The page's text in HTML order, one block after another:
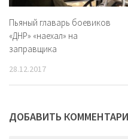
Пьяный главарь боевиков
«ДНР» «наехал» на
заправщика
28.12.2017
ДОБАВИТЬ